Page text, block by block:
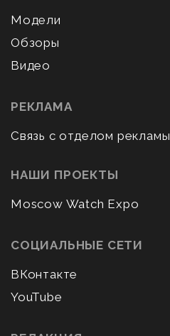
Модели
Обзоры
Видео
РЕКЛАМА
Связь с отделом рекламы
НАШИ ПРОЕКТЫ
Moscow Watch Expo
СОЦИАЛЬНЫЕ СЕТИ
ВКонтакте
YouTube